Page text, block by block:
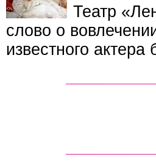
Театр
слово о
известного